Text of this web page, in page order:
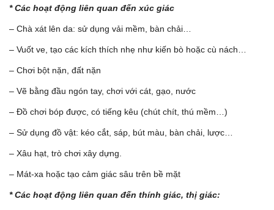
* Các hoạt động liên quan đến xúc giác
– Chà xát lên da: sử dụng vải mềm, bàn chải…
– Vuốt ve, tạo các kích thích nhẹ như kiến bò hoặc cù nách…
– Chơi bột nặn, đất nặn
– Vẽ bằng đầu ngón tay, chơi với cát, gạo, nước
– Đồ chơi bóp được, có tiếng kêu (chút chít, thú mềm…)
– Sử dụng đồ vật: kéo cắt, sáp, bút màu, bàn chải, lược…
– Xâu hạt, trò chơi xây dựng.
– Mát-xa hoặc tạo cảm giác sâu trên bề mặt
* Các hoạt động liên quan đến thính giác, thị giác: